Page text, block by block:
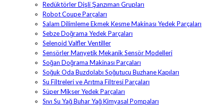
Redüktörler Dişli Şanzıman Grupları
Robot Coupe Parçaları
Salam Dilimleme Ekmek Kesme Makinası Yedek Parçaları
Sebze Doğrama Yedek Parçaları
Selenoid Valfler Ventiller
Sensörler Manyetik Mekanik Sensör Modelleri
Soğan Doğrama Makinası Parçaları
Soğuk Oda Buzdolabı Soğutucu Buzhane Kapıları
Su Filtreleri ve Arıtma Filtresi Parçaları
Süper Mikser Yedek Parçaları
Sıvı Su Yağ Buhar Yağ Kimyasal Pompaları